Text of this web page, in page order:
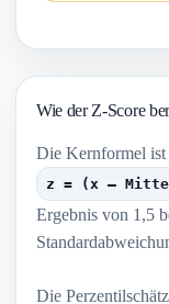
Wie der Z-Score
Die Kernformel ist
z = (x –
Ergebnis von 1,5
Die